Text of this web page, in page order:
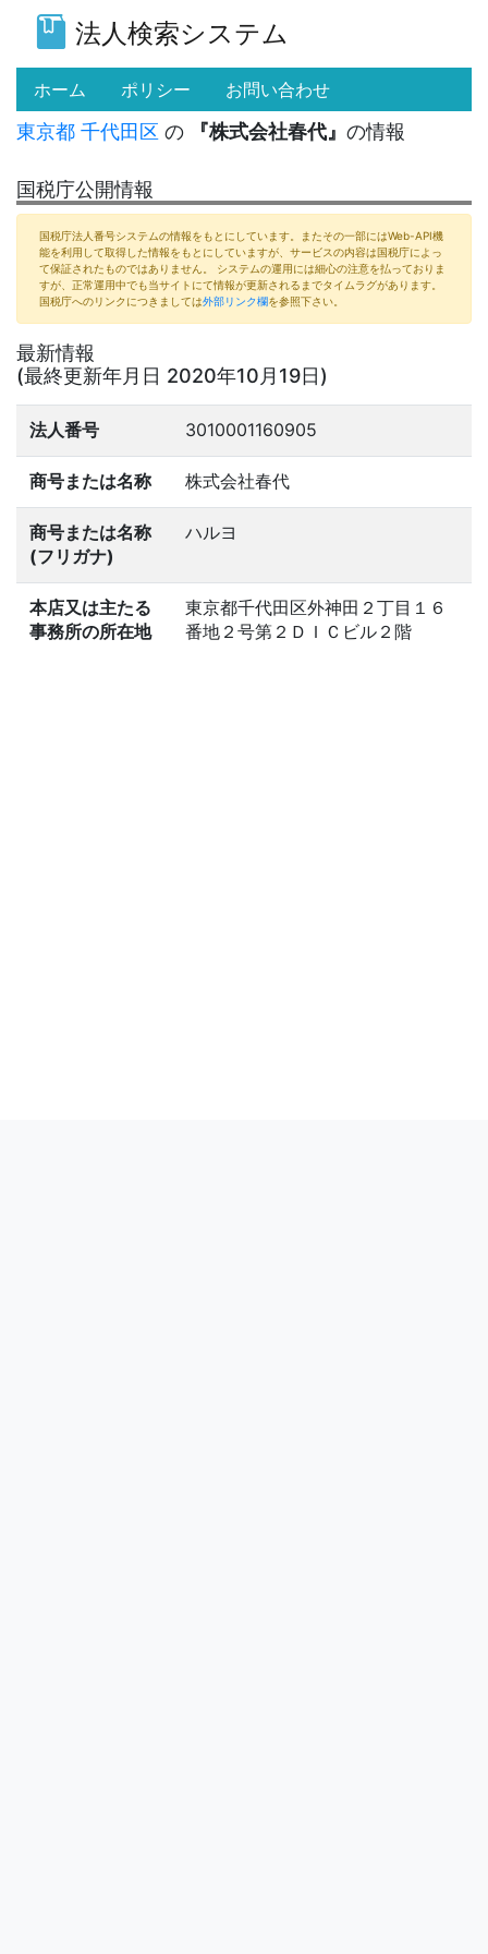
法人検索システム
ホーム (current)
ポリシー お問い合わせ
東京都 千代田区 の 『株式会社春代』 の情報
国税庁公開情報
国税庁法人番号システムの情報をもとにしています。またその一部にはWeb-API機
能を利用して取得した情報をもとにしていますが、サービスの内容は国税庁によっ
て保証されたものではありません。 システムの運用には細心の注意を払っておりま
すが、正常運用中でも当サイトにて情報が更新されるまでタイムラグがあります。
国税庁へのリンクにつきましては外部リンク欄を参照下さい。
最新情報
(最終更新年月日 2020年10月19日)
法人番号 3010001160905
商号または名称 株式会社春代
商号または名称
(フリガナ)
ハルヨ
本店又は主たる
事務所の所在地
東京都千代田区外神田２丁目１６
番地２号第２ＤＩＣビル２階